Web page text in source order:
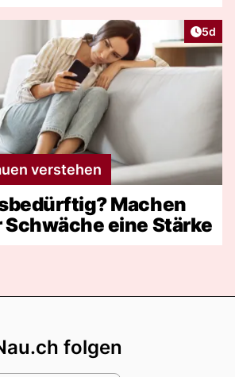
5d
verstehen
Machen
Schwäche eine Stärke
folgen